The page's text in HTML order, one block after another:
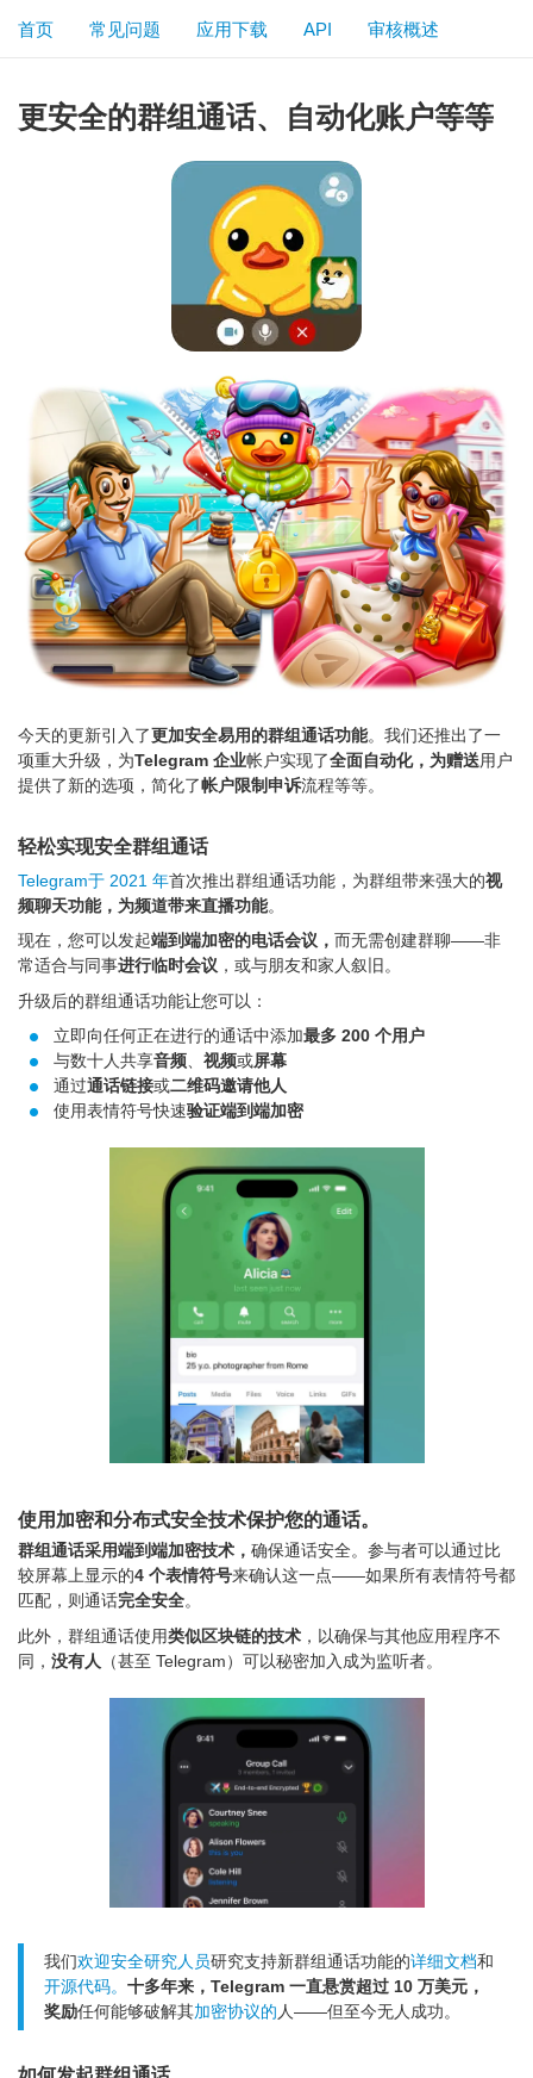
首页 常见问题 应用下载 API 审核概述
更安全的群组通话、自动化账户等等
今天的更新引入了更加安全易用的群组通话功能。我们还推出了一
项重大升级，为Telegram 企业帐户实现了全面自动化，为赠送用户
提供了新的选项，简化了帐户限制申诉流程等等。
轻松实现安全群组通话
Telegram于 2021 年首次推出群组通话功能，为群组带来强大的视
频聊天功能，为频道带来直播功能。
现在，您可以发起端到端加密的电话会议， 而无需创建群聊——非
常适合与同事进行临时会议 ，或与朋友和家人叙旧。
升级后的群组通话功能让您可以：
立即向任何正在进行的通话中添加最多 200 个用户
与数十人共享音频 视频或屏幕
通过通话链接或二维码邀请他人
使用表情符号快速验证端到端加密
使用加密和分布式安全技术保护您的通话。
群组通话采用端到端加密技术， 确保通话安全。参与者可以通过比
较屏幕上显示的4 个表情符号来确认这一点——如果所有表情符号都
匹配，则通话完全安全。
此外，群组通话使用类似区块链的技术 ，以确保与其他应用程序不
同， 没有人 （甚至 Telegram）可以秘密加入成为监听者。
我们欢迎安全研究人员研究支持新群组通话功能的详细文档和
开源代码。 十多年来，Telegram 一直悬赏超过 10 万美元，
奖励任何能够破解其加密协议的人——但至今无人成功。